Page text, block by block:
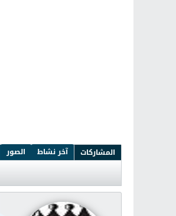
المشاركات آخر نشاط الصور